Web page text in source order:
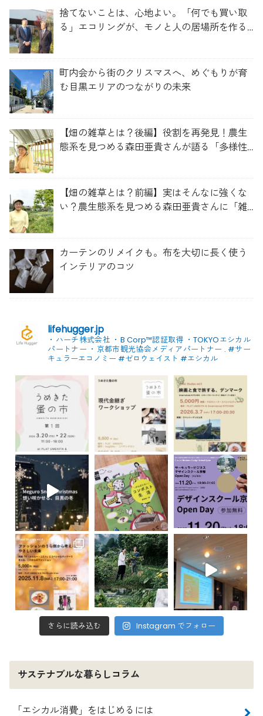
捨てないことは、心地よい。「何でも買い取
る」エコリングが、モノと人の居場所を作る
町内会から街のクリスマスへ、めぐもりが育
む目黒エリアのつながりの未来
【畑の雑草とは？後編】役割を再発見！農生
態系を見つめる森田亜貴さんが語る「多様性
【畑の雑草とは？前編】実はそんなに強くな
い？農生態系を見つめる森田亜貴さんに「雑
カーテンのリメイクも。布を大切に長く使う
インテリアのコツ
lifehugger.jp
・ハーチ株式会社 ・B Corp™認証取得 ・TOKYOエシカル
パートナー ・京都市観光協会メディアパートナー . #サー
キュラーエコノミー #ゼロウェイスト #エシカル
さらに読み込む Instagram でフォロー
サステナブルな暮らしコラム
「エシカル消費」をはじめるには